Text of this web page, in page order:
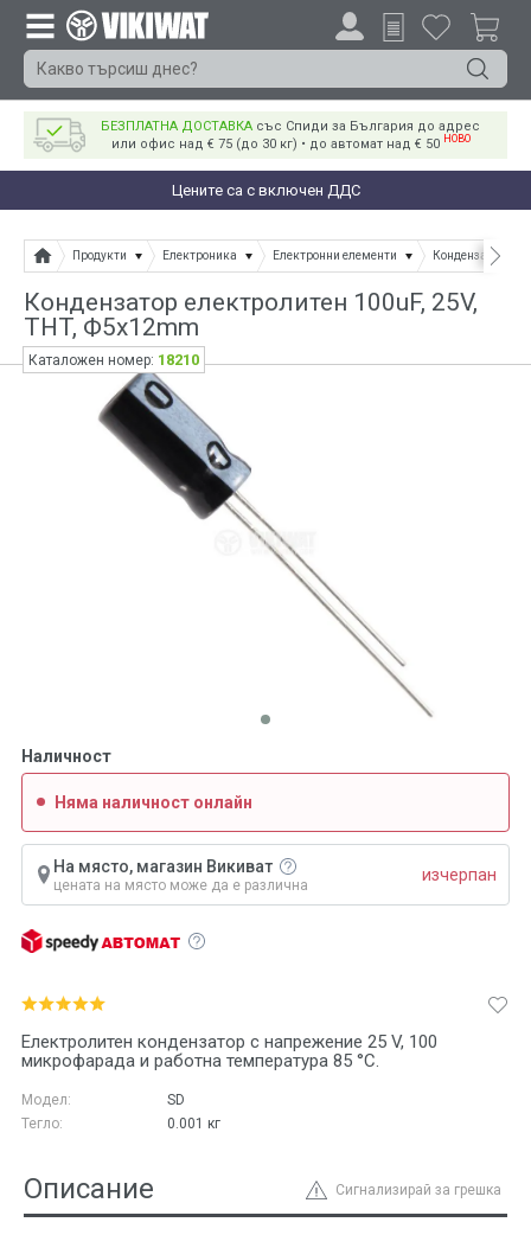
БЕЗПЛАТНА ДОСТАВКА със Спиди за България до адрес
или офис над € 75 (до 30 кг) • до автомат над € 50 НОВО
Цените са с включен ДДС
Продукти Електроника Електронни елементи Кондензатори
Кондензатор електролитен 100uF, 25V,
THT, Ф5x12mm
Електролитен кондензатор с напрежение 25 V, 100
микрофарада и работна температура 85 °C.
Модел:
SD
Тегло:
0.001 кг
Наличност
Няма наличност онлайн
На място, магазин Викиват
цената на място може да е различна
изчерпан
Каталожен номер: 18210
Сигнализирай за грешка
Описание